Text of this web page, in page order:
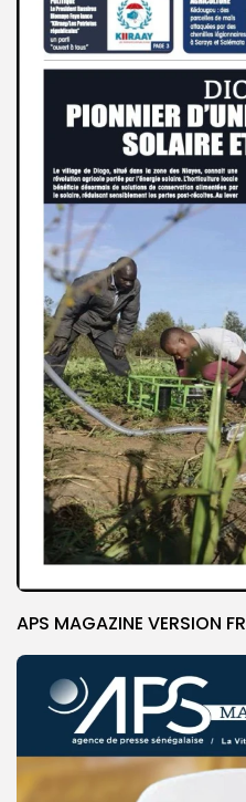
APS MAGAZINE VERSION FR